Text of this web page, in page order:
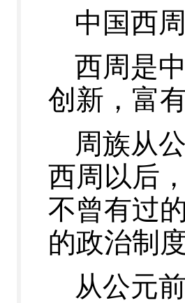
中国西
西周是
创新，富
周族从
西周以后
不曾有过
的政治制
从公元